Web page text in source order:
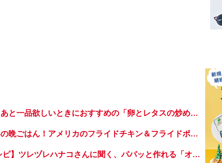
【簡単！時短！】あと一品欲しいときにおすすめの「卵とレタスの炒めもの」のレシピ
子どもが喜ぶ世界の晩ごはん！アメリカのフライドチキン＆フライドポテト
【超簡単！ 麺レシピ】ツレヅレハナコさんに聞く、パパッと作れる「オイルサーディンとミニトマトの冷製パスタ」